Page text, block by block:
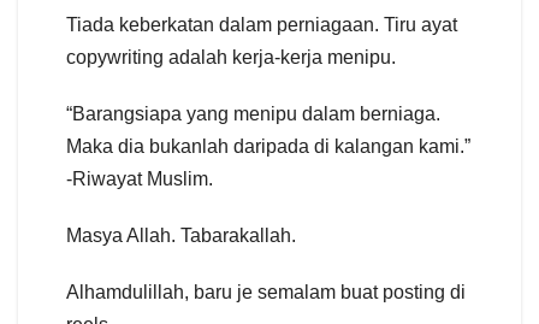
Tiada keberkatan dalam perniagaan. Tiru ayat
copywriting adalah kerja-kerja menipu.
“Barangsiapa yang menipu dalam berniaga.
Maka dia bukanlah daripada di kalangan kami.”
-Riwayat Muslim.
Masya Allah. Tabarakallah.
Alhamdulillah, baru je semalam buat posting di